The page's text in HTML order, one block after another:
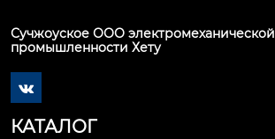
Сучжоуское ООО электромеханической
промышленности Хету

КАТАЛОГ